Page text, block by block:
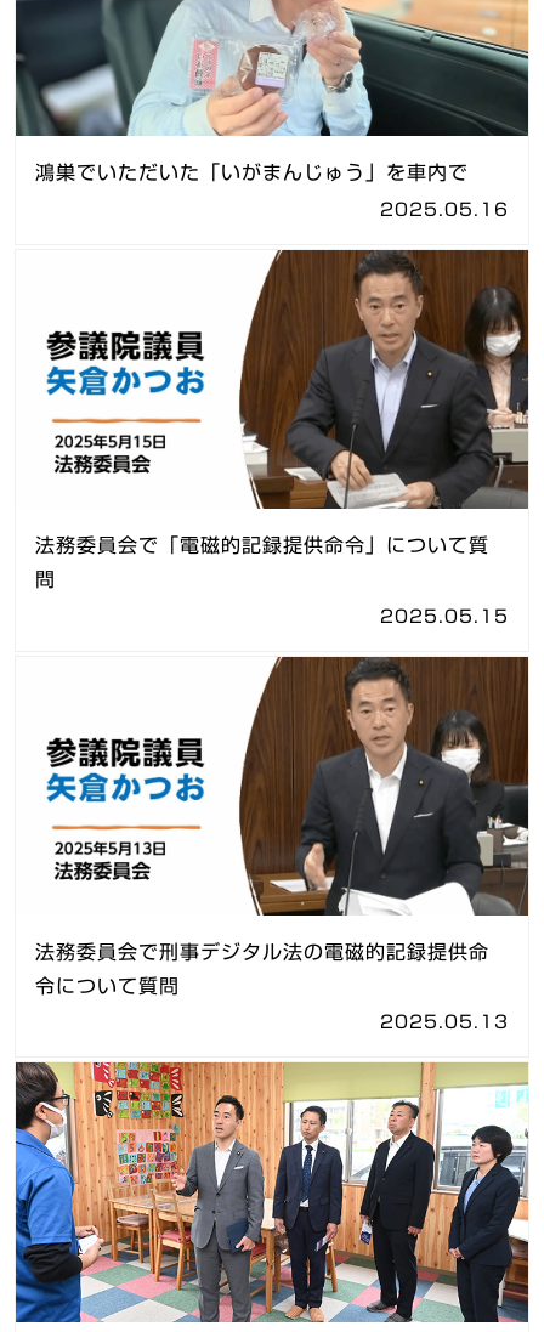
鴻巣でいただいた「いがまんじゅう」を車内で
2025.05.16
法務委員会で「電磁的記録提供命令」について質
問
2025.05.15
法務委員会で刑事デジタル法の電磁的記録提供命
令について質問
2025.05.13